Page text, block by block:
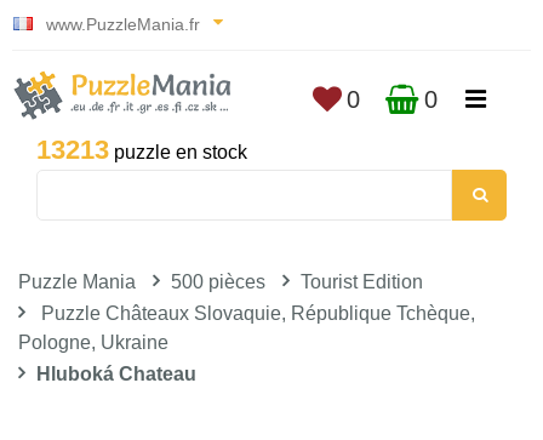
www.PuzzleMania.fr
13213 puzzle en stock
0 0
Puzzle Mania 500 pièces
Tourist Edition
Puzzle Châteaux Slovaquie, République Tchèque,
Pologne, Ukraine
Hluboká Chateau